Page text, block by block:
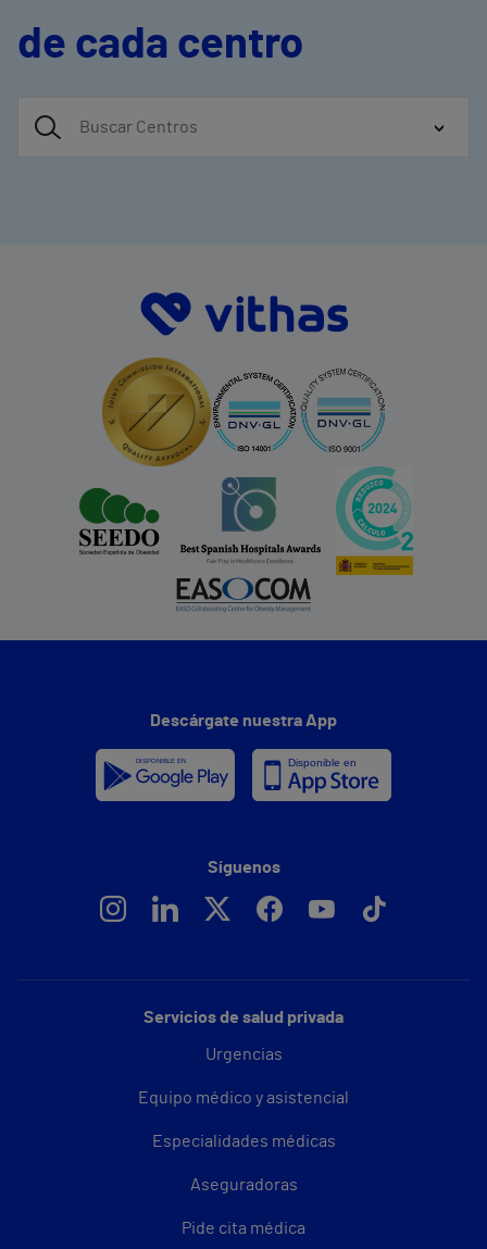
de cada centro
Servicios de salud privada
Urgencias
Equipo médico y asistencial
Especialidades médicas
Aseguradoras
Pide cita médica
Descárgate nuestra App
Síguenos